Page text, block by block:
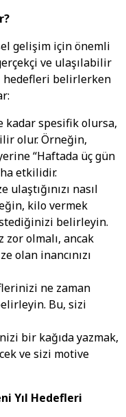
gelişim için önemli
ve ulaşılabilir
hedefleri belirlerken
kadar spesifik olursa,
olur. Örneğin,
“Haftada üç gün
etkilidir.
ulaştığınızı nasıl
kilo vermek
belirleyin.
zor olmalı, ancak
olan inancınızı
ne zaman
Bu, sizi
bir kağıda yazmak,
ve sizi motive
Yıl Hedefleri